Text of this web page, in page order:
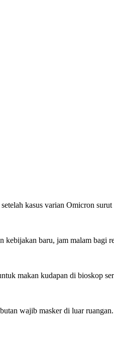
kasus varian Omicron
baru, jam malam bagi
makan kudapan di bioskop
wajib masker di luar